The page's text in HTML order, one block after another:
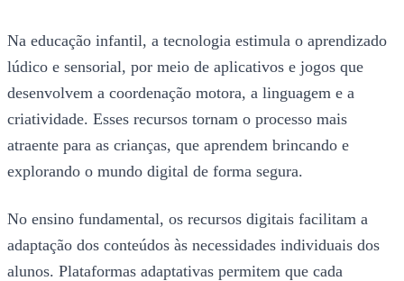
Na educação infantil, a tecnologia estimula o aprendizado
lúdico e sensorial, por meio de aplicativos e jogos que
desenvolvem a coordenação motora, a linguagem e a
criatividade. Esses recursos tornam o processo mais
atraente para as crianças, que aprendem brincando e
explorando o mundo digital de forma segura.
No ensino fundamental, os recursos digitais facilitam a
adaptação dos conteúdos às necessidades individuais dos
alunos. Plataformas adaptativas permitem que cada